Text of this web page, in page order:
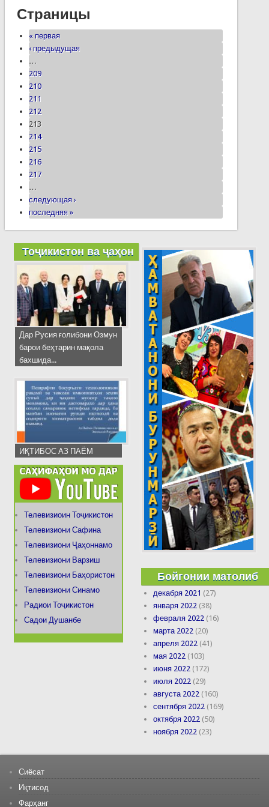
Страницы
« первая
‹ предыдущая
…
209
210
211
212
213
214
215
216
217
…
следующая ›
последняя »
Тоҷикистон ва ҷаҳон
Дар Русия ғолибони Озмун
барои беҳтарин мақола
бахшида...
ИҚТИБОС АЗ ПАЁМ
Телевизиоин Тоҷикистон
Телевизиони Сафина
Телевизиони Ҷаҳоннамо
Телевизиони Варзиш
Телевизиони Баҳористон
Телевизиони Синамо
Радиои Тоҷикистон
Садои Душанбе
Бойгонии матолиб
декабря 2021 (27)
января 2022 (38)
февраля 2022 (16)
марта 2022 (20)
апреля 2022 (41)
мая 2022 (103)
июня 2022 (172)
июля 2022 (29)
августа 2022 (160)
сентября 2022 (169)
октября 2022 (50)
ноября 2022 (23)
Сиёсат
Иқтисод
Фарҳанг